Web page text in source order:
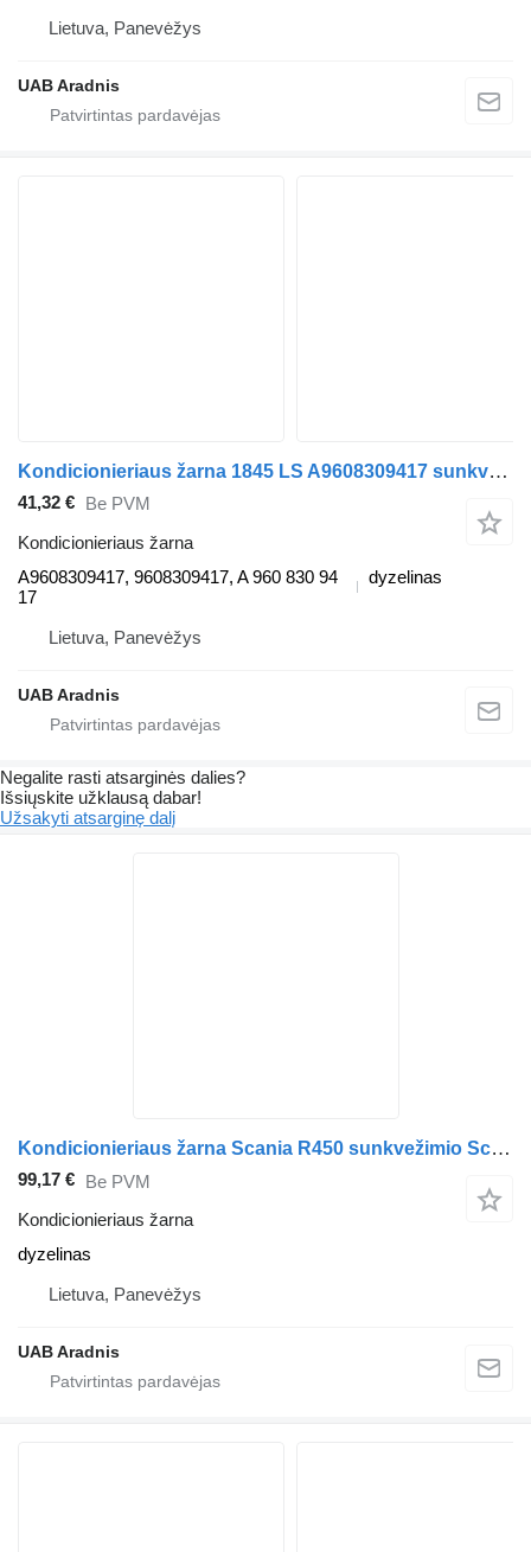
Lietuva, Panevėžys
UAB Aradnis
Kondicionieriaus žarna 1845 LS A9608309417 sunkvežimio Mercedes-Benz ACTROS MP4
41,32 €
Be PVM
Kondicionieriaus žarna
A9608309417, 9608309417, A 960 830 94
17
dyzelinas
Lietuva, Panevėžys
UAB Aradnis
Negalite rasti atsarginės dalies?
Išsiųskite užklausą dabar!
Užsakyti atsarginę dalį
Kondicionieriaus žarna Scania R450 sunkvežimio Scania L,P,G,R,S series
99,17 € Be PVM
Kondicionieriaus žarna
dyzelinas
Lietuva, Panevėžys
UAB Aradnis